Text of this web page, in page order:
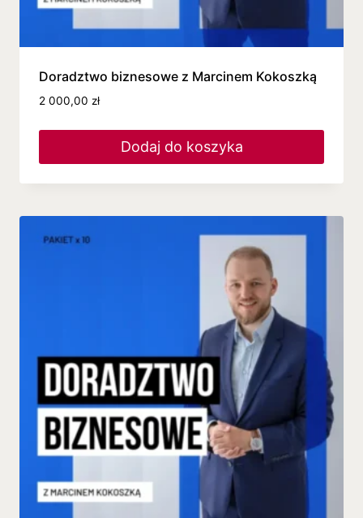
Doradztwo biznesowe z Marcinem Kokoszką
2 000,00 zł
Dodaj do koszyka